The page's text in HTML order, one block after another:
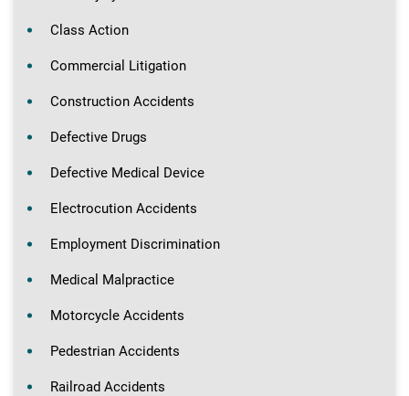
Class Action
Commercial Litigation
Construction Accidents
Defective Drugs
Defective Medical Device
Electrocution Accidents
Employment Discrimination
Medical Malpractice
Motorcycle Accidents
Pedestrian Accidents
Railroad Accidents